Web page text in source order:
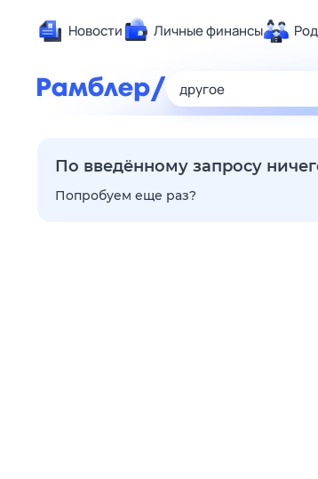
Новости Личные финансы
По введённому запросу
Попробуем еще раз?